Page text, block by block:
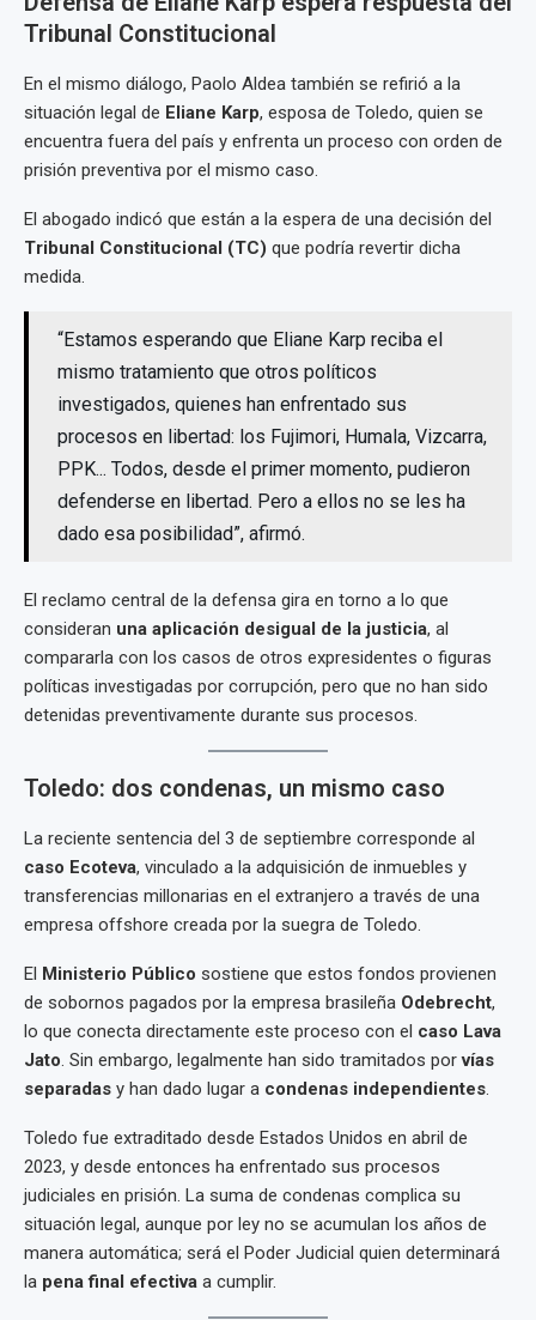
Tribunal Constitucional
En el mismo diálogo, Paolo Aldea también se refirió a la
situación legal de Eliane Karp, esposa de Toledo, quien se
encuentra fuera del país y enfrenta un proceso con orden de
prisión preventiva por el mismo caso.
El abogado indicó que están a la espera de una decisión del
Tribunal Constitucional (TC) que podría revertir dicha
medida.
“Estamos esperando que Eliane Karp reciba el
mismo tratamiento que otros políticos
investigados, quienes han enfrentado sus
procesos en libertad: los Fujimori, Humala, Vizcarra,
PPK... Todos, desde el primer momento, pudieron
defenderse en libertad. Pero a ellos no se les ha
dado esa posibilidad”, afirmó.
El reclamo central de la defensa gira en torno a lo que
consideran una aplicación desigual de la justicia, al
compararla con los casos de otros expresidentes o figuras
políticas investigadas por corrupción, pero que no han sido
detenidas preventivamente durante sus procesos.
Toledo: dos condenas, un mismo caso
La reciente sentencia del 3 de septiembre corresponde al
caso Ecoteva, vinculado a la adquisición de inmuebles y
transferencias millonarias en el extranjero a través de una
empresa offshore creada por la suegra de Toledo.
El Ministerio Público sostiene que estos fondos provienen
de sobornos pagados por la empresa brasileña Odebrecht,
lo que conecta directamente este proceso con el caso Lava
Jato. Sin embargo, legalmente han sido tramitados porvías
separadas y han dado lugar a condenas independientes.
Toledo fue extraditado desde Estados Unidos en abril de
2023, y desde entonces ha enfrentado sus procesos
judiciales en prisión. La suma de condenas complica su
situación legal, aunque por ley no se acumulan los años de
manera automática; será el Poder Judicial quien determinará
la pena final efectiva a cumplir.